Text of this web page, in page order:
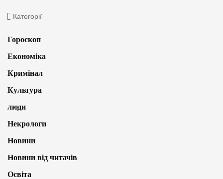
Категорії
Гороскоп
Економіка
Кримінал
Культура
люди
Некрологи
Новини
Новини від читачів
Освіта